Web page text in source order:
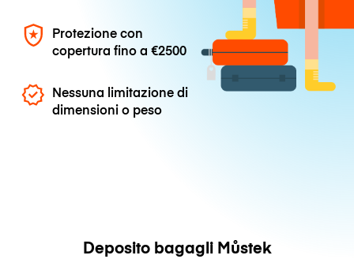
Protezione con
copertura fino a€2500
Nessuna limitazione di
dimensioni o peso
Deposito bagagli Můstek